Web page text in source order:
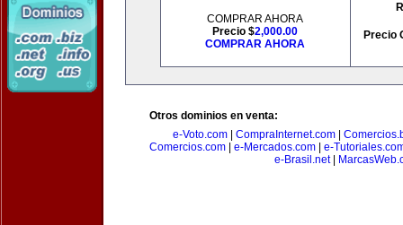
COMPRAR AHORA
Precio $2,000.00
COMPRAR AHORA
Precio
Otros dominios en venta:
e-Voto.com
CompraInternet.com
Comercios.com
e-Mercados.com
e-
e-Brasil.net|